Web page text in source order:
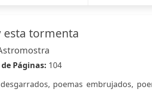
esta tormenta
Páginas: 104
poemas embrujados,